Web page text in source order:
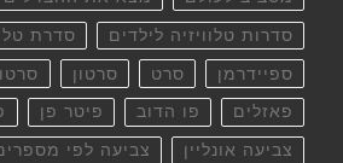
סדרות טלוויזיה לילדים סדרת
ספיידרמן סרט סרטון
פאזלים פו הדוב פיטר פן
צביעה אונליין צביעה לפי